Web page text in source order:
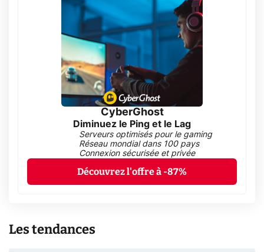
CyberGhost
Diminuez le Ping et le Lag
Serveurs optimisés pour le gaming
Réseau mondial dans 100 pays
Connexion sécurisée et privée
Découvrez l'offre à -87%
Les tendances